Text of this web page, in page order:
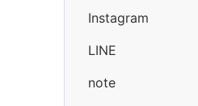
Instagram
LINE
note